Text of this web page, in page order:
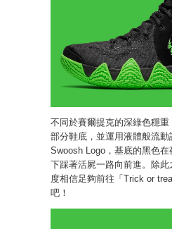
不同於賽爾提克的深綠色穩
部分鞋底，並運用液體般流動
Swoosh Logo，基底的黑色
下踩著活屍一路向前進。除
度相信足夠前往「Trick or
吧！